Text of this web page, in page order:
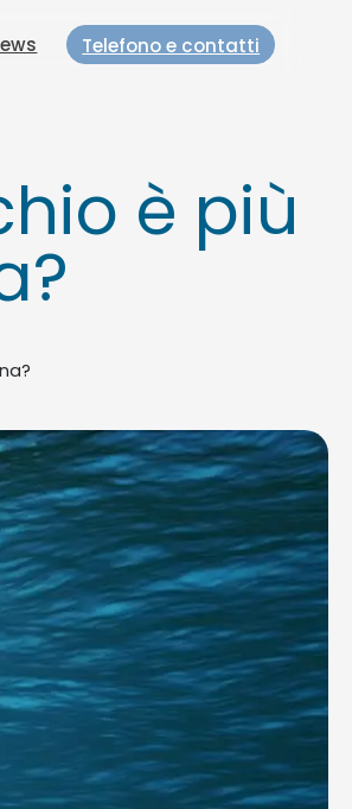
Telefono e contatti
è più